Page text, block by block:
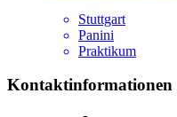
Stuttgart
Panini
Praktikum
Kontaktinformationen